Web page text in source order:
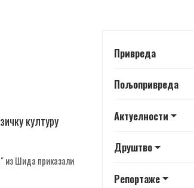
културу
из Шида приказали
Привреда
Пољопривреда
Актуелности
Друштво
Репортаже